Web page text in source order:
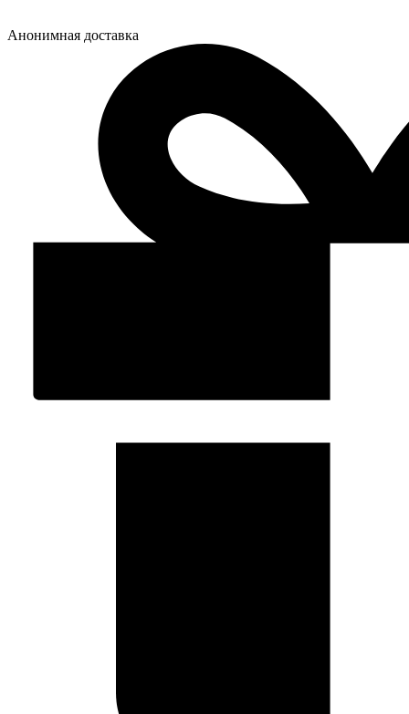
Анонимная доставка